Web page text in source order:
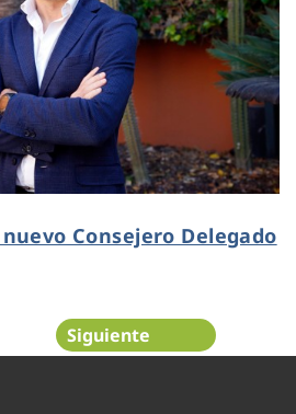
nuevo Consejero Delegado
Siguiente